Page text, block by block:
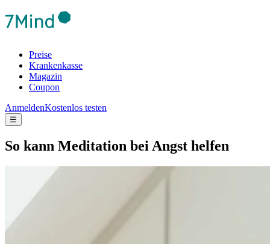
Preise
Krankenkasse
Magazin
Coupon
AnmeldenKostenlos testen
☰
So kann Medi­ta­tion bei Angst helfen